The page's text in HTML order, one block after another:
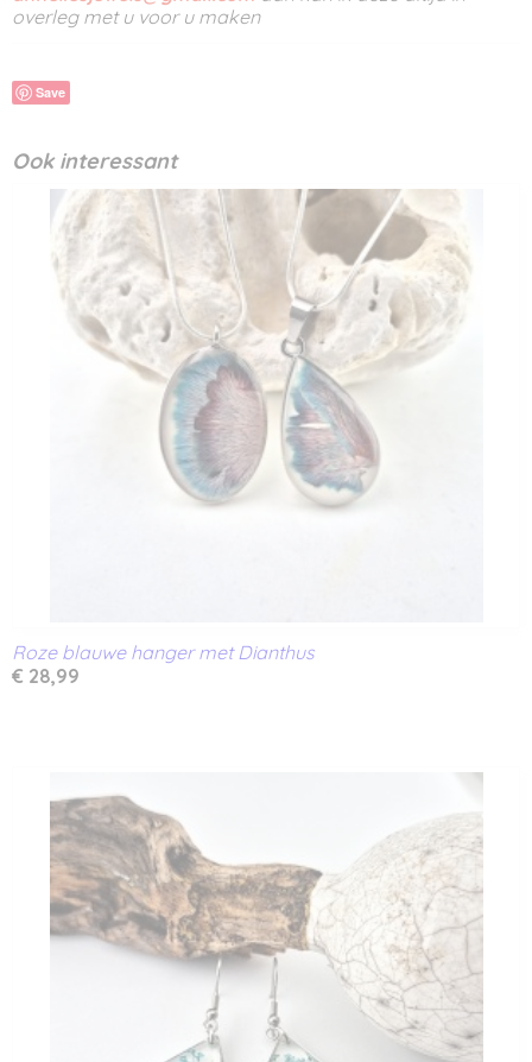
overleg met u voor u maken
Save
Ook interessant
Roze blauwe hanger met Dianthus
€ 28,99